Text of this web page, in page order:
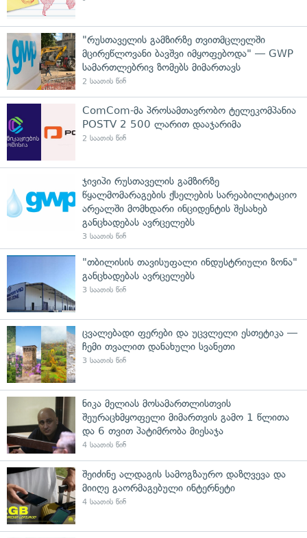
"რუსთაველის გამზირზე თვითმცლელში
მცირეწლოვანი ბავშვი იმყოფებოდა" — GWP
სამართლებრივ ზომებს მიმართავს
2 საათის წინ
ComCom-მა პროსამთავრობო ტელეკომპანია
POSTV 2 500 ლარით დააჯარიმა
2 საათის წინ
ჯივიპი რუსთაველის გამზირზე
წყალმომარაგების ქსელების სარეაბილიტაციო
არეალში მომხდარი ინციდენტის შესახებ
განცხადებას ავრცელებს
3 საათის წინ
"თბილისის თავისუფალი ინდუსტრიული ზონა"
განცხადებას ავრცელებს
3 საათის წინ
ცვალებადი ფერები და უცვლელი ესთეტიკა —
ჩემი თვალით დანახული სვანეთი
3 საათის წინ
ნიკა მელიას მოსამართლისთვის
შეურაცხმყოფელი მიმართვის გამო 1 წლითა
და 6 თვით პატიმრობა მიესაჯა
4 საათის წინ
შეიძინე ალდაგის სამოგზაურო დაზღვევა და
მიიღე გაორმაგებული ინტერნეტი
4 საათის წინ